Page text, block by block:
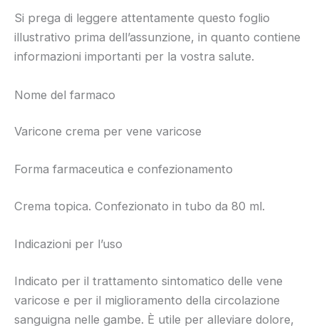
Si prega di leggere attentamente questo foglio
illustrativo prima dell’assunzione, in quanto contiene
informazioni importanti per la vostra salute.
Nome del farmaco
Varicone crema per vene varicose
Forma farmaceutica e confezionamento
Crema topica. Confezionato in tubo da 80 ml.
Indicazioni per l’uso
Indicato per il trattamento sintomatico delle vene
varicose e per il miglioramento della circolazione
sanguigna nelle gambe. È utile per alleviare dolore,